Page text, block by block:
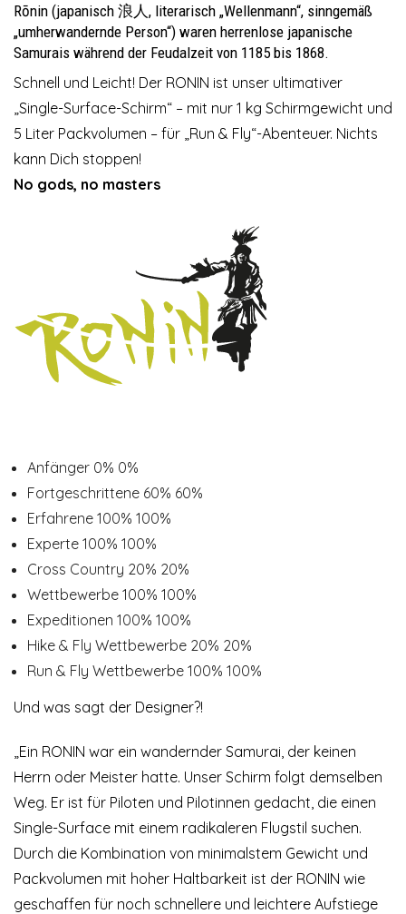
Rōnin (japanisch 浪人, literarisch „Wellenmann“, sinngemäß
„umherwandernde Person“) waren herrenlose japanische
Samurais während der Feudalzeit von 1185 bis 1868.
Schnell und Leicht! Der RONIN ist unser ultimativer
„Single-Surface-Schirm“ – mit nur 1 kg Schirmgewicht und
5 Liter Packvolumen – für „Run & Fly“-Abenteuer. Nichts
kann Dich stoppen!
No gods, no masters
Anfänger 0% 0%
Fortgeschrittene 60% 60%
Erfahrene 100% 100%
Experte 100% 100%
Cross Country 20% 20%
Wettbewerbe 100% 100%
Expeditionen 100% 100%
Hike & Fly Wettbewerbe 20% 20%
Run & Fly Wettbewerbe 100% 100%
Und was sagt der Designer?!
„Ein RONIN war ein wandernder Samurai, der keinen
Herrn oder Meister hatte. Unser Schirm folgt demselben
Weg. Er ist für Piloten und Pilotinnen gedacht, die einen
Single-Surface mit einem radikaleren Flugstil suchen.
Durch die Kombination von minimalstem Gewicht und
Packvolumen mit hoher Haltbarkeit ist der RONIN wie
geschaffen für noch schnellere und leichtere Aufstiege